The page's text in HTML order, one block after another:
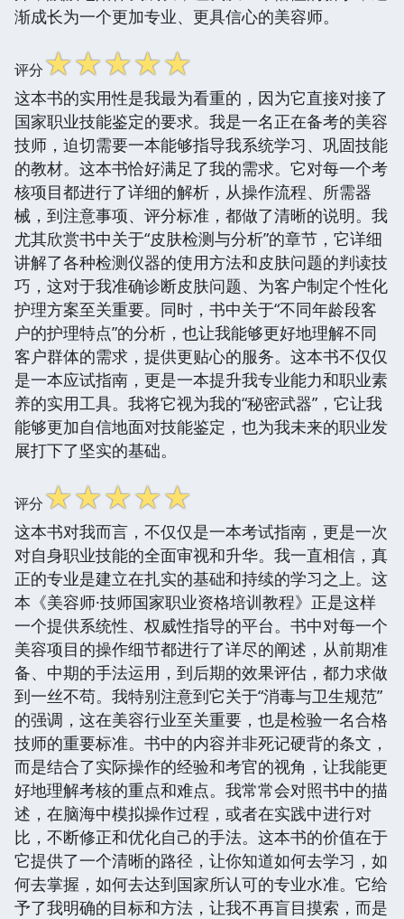
渐成长为一个更加专业、更具信心的美容师。
评分☆☆☆☆☆
这本书的实用性是我最为看重的，因为它直接对接了
国家职业技能鉴定的要求。我是一名正在备考的美容
技师，迫切需要一本能够指导我系统学习、巩固技能
的教材。这本书恰好满足了我的需求。它对每一个考
核项目都进行了详细的解析，从操作流程、所需器
械，到注意事项、评分标准，都做了清晰的说明。我
尤其欣赏书中关于“皮肤检测与分析”的章节，它详细
讲解了各种检测仪器的使用方法和皮肤问题的判读技
巧，这对于我准确诊断皮肤问题、为客户制定个性化
护理方案至关重要。同时，书中关于“不同年龄段客
户的护理特点”的分析，也让我能够更好地理解不同
客户群体的需求，提供更贴心的服务。这本书不仅仅
是一本应试指南，更是一本提升我专业能力和职业素
养的实用工具。我将它视为我的“秘密武器”，它让我
能够更加自信地面对技能鉴定，也为我未来的职业发
展打下了坚实的基础。
评分☆☆☆☆☆
这本书对我而言，不仅仅是一本考试指南，更是一次
对自身职业技能的全面审视和升华。我一直相信，真
正的专业是建立在扎实的基础和持续的学习之上。这
本《美容师·技师国家职业资格培训教程》正是这样
一个提供系统性、权威性指导的平台。书中对每一个
美容项目的操作细节都进行了详尽的阐述，从前期准
备、中期的手法运用，到后期的效果评估，都力求做
到一丝不苟。我特别注意到它关于“消毒与卫生规范”
的强调，这在美容行业至关重要，也是检验一名合格
技师的重要标准。书中的内容并非死记硬背的条文，
而是结合了实际操作的经验和考官的视角，让我能更
好地理解考核的重点和难点。我常常会对照书中的描
述，在脑海中模拟操作过程，或者在实践中进行对
比，不断修正和优化自己的手法。这本书的价值在于
它提供了一个清晰的路径，让你知道如何去学习，如
何去掌握，如何去达到国家所认可的专业水准。它给
予了我明确的目标和方法，让我不再盲目摸索，而是